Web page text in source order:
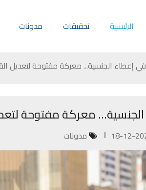
الرئيسية تحقيقات مدونات
إعطاء الجنسية... معركة مفتوحة لتعديل
معركة مفتوحة
مدونات